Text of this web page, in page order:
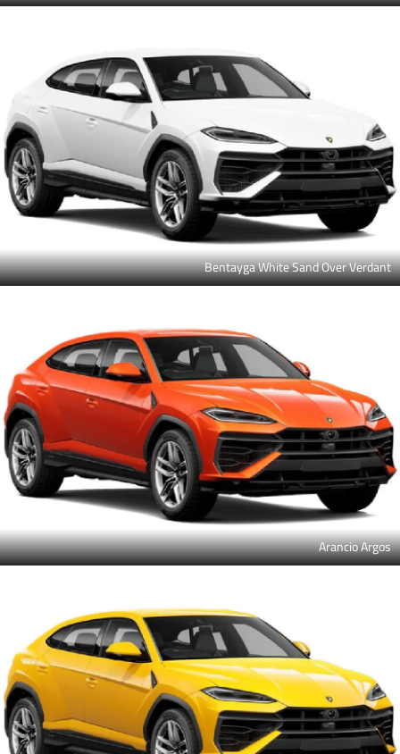
Bentayga White Sand Over Verdant
Arancio Argos